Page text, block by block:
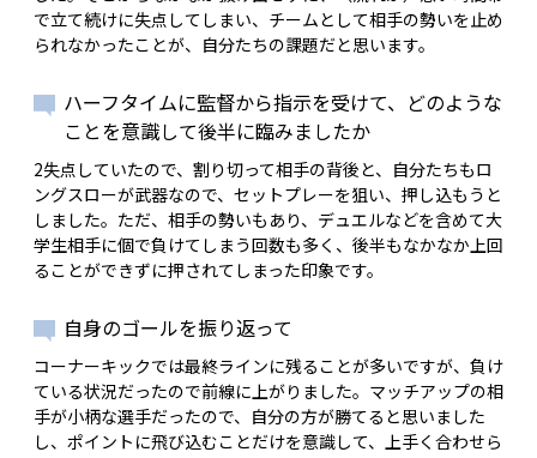
で立て続けに失点してしまい、チームとして相手の勢いを止め
られなかったことが、自分たちの課題だと思います。
ハーフタイムに監督から指示を受けて、どのような
ことを意識して後半に臨みましたか
2失点していたので、割り切って相手の背後と、自分たちもロ
ングスローが武器なので、セットプレーを狙い、押し込もうと
しました。ただ、相手の勢いもあり、デュエルなどを含めて大
学生相手に個で負けてしまう回数も多く、後半もなかなか上回
ることができずに押されてしまった印象です。
自身のゴールを振り返って
コーナーキックでは最終ラインに残ることが多いですが、負け
ている状況だったので前線に上がりました。マッチアップの相
手が小柄な選手だったので、自分の方が勝てると思いました
し、ポイントに飛び込むことだけを意識して、上手く合わせら